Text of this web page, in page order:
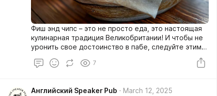
Фиш энд чипс – это не просто еда, это настоящая
кулинарная традиция Великобритании! И чтобы не
уронить свое достоинство в пабе, следуйте этим
7
Английский Speaker Pub March 12, 2025